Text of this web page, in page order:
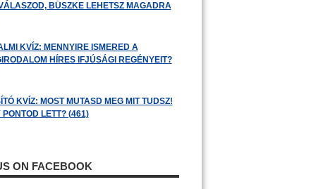
BÜSZKE LEHETSZ MAGADRA
KVÍZ: MENNYIRE ISMERED A
HÍRES IFJÚSÁGI REGÉNYEIT?
KVÍZ: MOST MUTASD MEG MIT TUDSZ!
PONTOD LETT? (461)
ON FACEBOOK